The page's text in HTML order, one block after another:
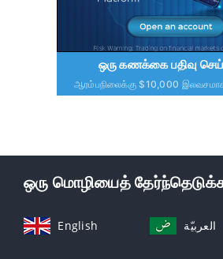
ஒரு கணக்கை பதிவு
ஆரம்பநிலைக்கு $10,000
ஒரு மொழியைத்
English العربيّة